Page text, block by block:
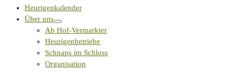
Heurigenkalender
Über uns
Ab Hof-Vermarkter
Heurigenbetriebe
Schnaps im Schloss
Organisation